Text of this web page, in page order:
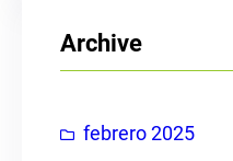
aArchive
febrero 2025